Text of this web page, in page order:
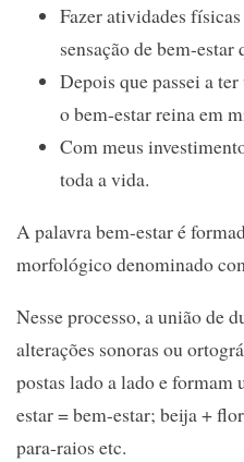
Fazer atividades
sensação de bem-
Depois que passei a
o bem-estar reina em
Com meus
toda a vida.
A palavra bem-estar é
morfológico denominado
Nesse processo, a união de
alterações sonoras ou
postas lado a lado e formam
estar = bem-estar; beija +
para-raios etc.